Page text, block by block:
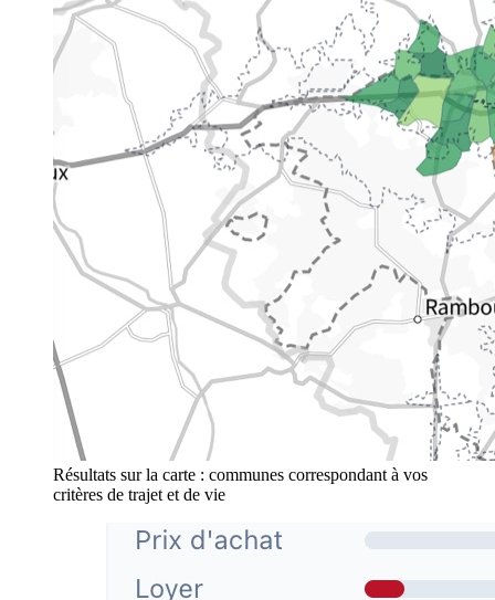
Résultats sur la carte : communes correspondant à vos
critères de trajet et de vie